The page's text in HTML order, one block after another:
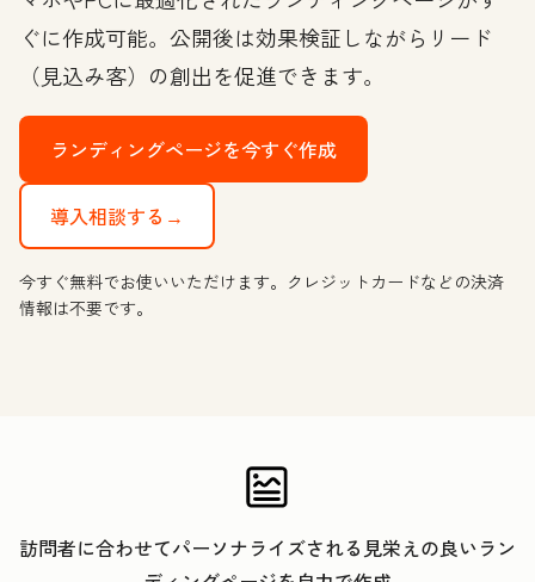
ぐに作成可能。公開後は効果検証しながらリード
（見込み客）の創出を促進できます。
ランディングページを今すぐ作成
導入相談する→
今すぐ無料でお使いいただけます。クレジットカードなどの決済
情報は不要です。
訪問者に合わせてパーソナライズされる見栄えの良いラン